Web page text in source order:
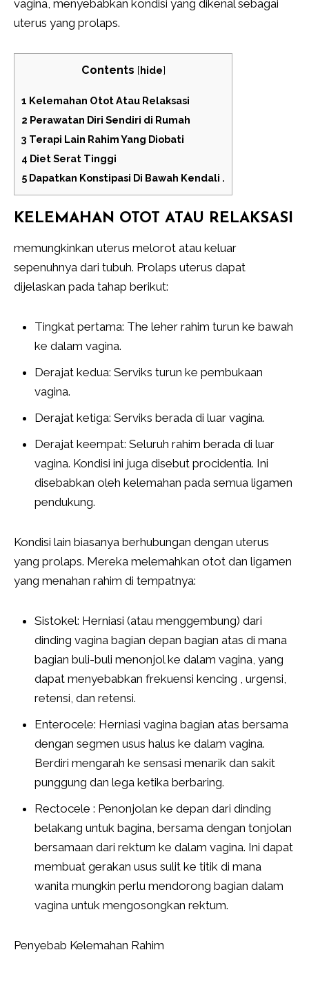
vagina, menyebabkan kondisi yang dikenal sebagai
uterus yang prolaps.
Contents [hide]
1 Kelemahan Otot Atau Relaksasi
2 Perawatan Diri Sendiri di Rumah
3 Terapi Lain Rahim Yang Diobati
4 Diet Serat Tinggi
5 Dapatkan Konstipasi Di Bawah Kendali .
KELEMAHAN OTOT ATAU RELAKSASI
memungkinkan uterus melorot atau keluar
sepenuhnya dari tubuh. Prolaps uterus dapat
dijelaskan pada tahap berikut:
Tingkat pertama: The leher rahim turun ke bawah
ke dalam vagina.
Derajat kedua: Serviks turun ke pembukaan
vagina.
Derajat ketiga: Serviks berada di luar vagina.
Derajat keempat: Seluruh rahim berada di luar
vagina. Kondisi ini juga disebut procidentia. Ini
disebabkan oleh kelemahan pada semua ligamen
pendukung.
Kondisi lain biasanya berhubungan dengan uterus
yang prolaps. Mereka melemahkan otot dan ligamen
yang menahan rahim di tempatnya:
Sistokel: Herniasi (atau menggembung) dari
dinding vagina bagian depan bagian atas di mana
bagian buli-buli menonjol ke dalam vagina, yang
dapat menyebabkan frekuensi kencing , urgensi,
retensi, dan retensi.
Enterocele: Herniasi vagina bagian atas bersama
dengan segmen usus halus ke dalam vagina.
Berdiri mengarah ke sensasi menarik dan sakit
punggung dan lega ketika berbaring.
Rectocele : Penonjolan ke depan dari dinding
belakang untuk bagina, bersama dengan tonjolan
bersamaan dari rektum ke dalam vagina. Ini dapat
membuat gerakan usus sulit ke titik di mana
wanita mungkin perlu mendorong bagian dalam
vagina untuk mengosongkan rektum.
Penyebab Kelemahan Rahim